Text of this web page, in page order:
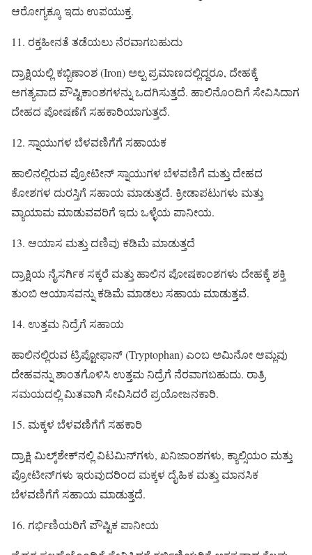
ಆರೋಗ್ಯಕ್ಕೂ ಇದು ಉಪಯುಕ್ತ.
11. ರಕ್ತಹೀನತೆ ತಡೆಯಲು ನೆರವಾಗಬಹುದು
ದ್ರಾಕ್ಷಿಯಲ್ಲಿ ಕಬ್ಬಿಣಾಂಶ (Iron) ಅಲ್ಪ ಪ್ರಮಾಣದಲ್ಲಿದ್ದರೂ, ದೇಹಕ್ಕೆ
ಅಗತ್ಯವಾದ ಪೌಷ್ಟಿಕಾಂಶಗಳನ್ನು ಒದಗಿಸುತ್ತದೆ. ಹಾಲಿನೊಂದಿಗೆ ಸೇವಿಸಿದಾಗ
ದೇಹದ ಪೋಷಣೆಗೆ ಸಹಕಾರಿಯಾಗುತ್ತದೆ.
12. ಸ್ನಾಯುಗಳ ಬೆಳವಣಿಗೆಗೆ ಸಹಾಯಕ
ಹಾಲಿನಲ್ಲಿರುವ ಪ್ರೋಟೀನ್ ಸ್ನಾಯುಗಳ ಬೆಳವಣಿಗೆ ಮತ್ತು ದೇಹದ
ಕೋಶಗಳ ದುರಸ್ತಿಗೆ ಸಹಾಯ ಮಾಡುತ್ತದೆ. ಕ್ರೀಡಾಪಟುಗಳು ಮತ್ತು
ವ್ಯಾಯಾಮ ಮಾಡುವವರಿಗೆ ಇದು ಒಳ್ಳೆಯ ಪಾನೀಯ.
13. ಆಯಾಸ ಮತ್ತು ದಣಿವು ಕಡಿಮೆ ಮಾಡುತ್ತದೆ
ದ್ರಾಕ್ಷಿಯ ನೈಸರ್ಗಿಕ ಸಕ್ಕರೆ ಮತ್ತು ಹಾಲಿನ ಪೋಷಕಾಂಶಗಳು ದೇಹಕ್ಕೆ ಶಕ್ತಿ
ತುಂಬಿ ಆಯಾಸವನ್ನು ಕಡಿಮೆ ಮಾಡಲು ಸಹಾಯ ಮಾಡುತ್ತವೆ.
14. ಉತ್ತಮ ನಿದ್ರೆಗೆ ಸಹಾಯ
ಹಾಲಿನಲ್ಲಿರುವ ಟ್ರಿಪ್ಟೋಫಾನ್ (Tryptophan) ಎಂಬ ಅಮಿನೋ ಆಮ್ಲವು
ದೇಹವನ್ನು ಶಾಂತಗೊಳಿಸಿ ಉತ್ತಮ ನಿದ್ರೆಗೆ ನೆರವಾಗಬಹುದು. ರಾತ್ರಿ
ಸಮಯದಲ್ಲಿ ಮಿತವಾಗಿ ಸೇವಿಸಿದರೆ ಪ್ರಯೋಜನಕಾರಿ.
15. ಮಕ್ಕಳ ಬೆಳವಣಿಗೆಗೆ ಸಹಕಾರಿ
ದ್ರಾಕ್ಷಿ ಮಿಲ್ಕ್‌ಶೇಕ್‌ನಲ್ಲಿ ವಿಟಮಿನ್‌ಗಳು, ಖನಿಜಾಂಶಗಳು, ಕ್ಯಾಲ್ಸಿಯಂ ಮತ್ತು
ಪ್ರೋಟೀನ್‌ಗಳು ಇರುವುದರಿಂದ ಮಕ್ಕಳ ದೈಹಿಕ ಮತ್ತು ಮಾನಸಿಕ
ಬೆಳವಣಿಗೆಗೆ ಸಹಾಯ ಮಾಡುತ್ತದೆ.
16. ಗರ್ಭಿಣಿಯರಿಗೆ ಪೌಷ್ಟಿಕ ಪಾನೀಯ